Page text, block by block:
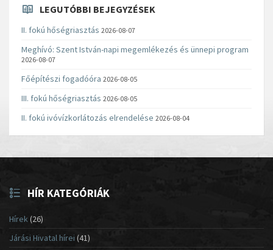
LEGUTÓBBI BEJEGYZÉSEK
II. fokú hőségriasztás 2026-08-07
Meghívó: Szent István-napi megemlékezés és ünnepi program
2026-08-07
Főépítészi fogadóóra 2026-08-05
III. fokú hőségriasztás 2026-08-05
II. fokú ivóvízkorlátozás elrendelése 2026-08-04
HÍR KATEGÓRIÁK
Hírek(26)
Járási Hivatal hírei (41)